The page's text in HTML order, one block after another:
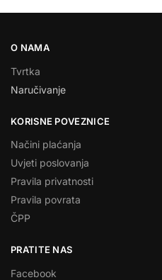
O NAMA
Tvrtka
Naručivanje
KORISNE POVEZNICE
Načini plaćanja
Uvjeti poslovanja
Pravila privatnosti
Pravila povrata
ČPP
PRATITE NAS
Facebook